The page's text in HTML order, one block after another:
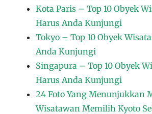
Kota Paris – Top 10 Obyek
Harus Anda Kunjungi
Tokyo – Top 10 Obyek
Anda Kunjungi
Singapura – Top 10 Obyek
Harus Anda Kunjungi
24 Foto Yang Menunjukkan
Wisatawan Memilih Kyoto